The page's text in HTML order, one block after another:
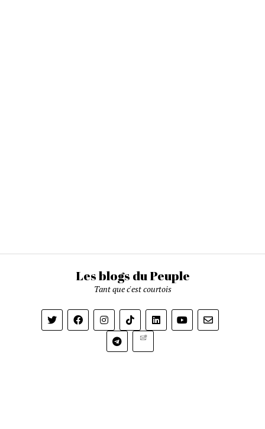
Les blogs du Peuple
Tant que c'est courtois